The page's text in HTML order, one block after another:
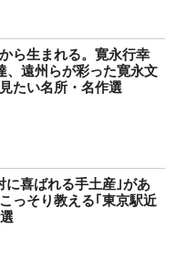
ら生まれる。寛永行幸
、遠州らが彩った寛永文
たい名所・名作選
に喜ばれる手土産｣があ
っそり教える｢東京駅近